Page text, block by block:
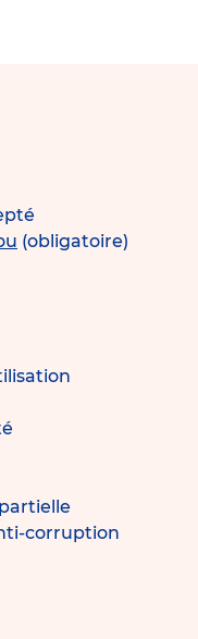
(obligatoire)
corruption